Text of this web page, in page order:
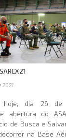
2021
hoje, dia 26
abertura do
de Busca e
na Base